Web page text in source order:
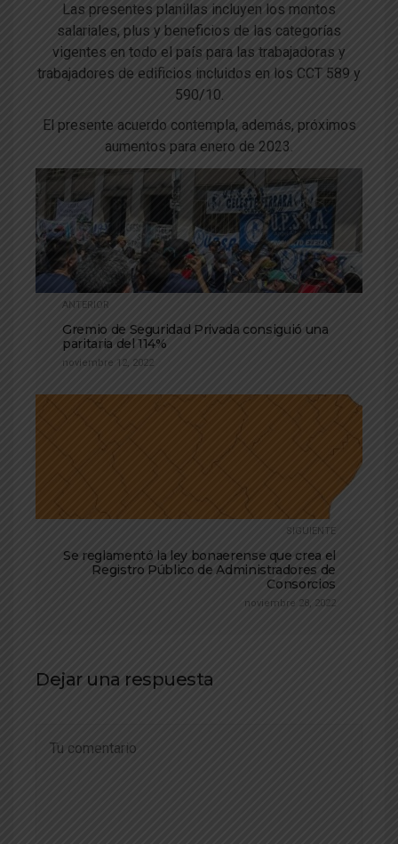
Las presentes planillas incluyen los montos
salariales, plus y beneficios de las categorías
vigentes en todo el país para las trabajadoras y
trabajadores de edificios incluidos en los CCT 589 y
590/10.
El presente acuerdo contempla, además, próximos
aumentos para enero de 2023.
ANTERIOR
Gremio de Seguridad Privada consiguió una
paritaria del 114%
noviembre 12, 2022
SIGUIENTE
Se reglamentó la ley bonaerense que crea el
Registro Público de Administradores de
Consorcios
noviembre 28, 2022
Dejar una respuesta